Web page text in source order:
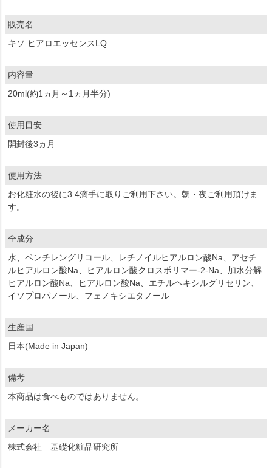
販売名
キソ ヒアロエッセンスLQ
内容量
20ml(約1ヵ月～1ヵ月半分)
使用目安
開封後3ヵ月
使用方法
お化粧水の後に3.4滴手に取りご利用下さい。朝・夜ご利用頂けま
す。
全成分
水、ペンチレングリコール、レチノイルヒアルロン酸Na、アセチ
ルヒアルロン酸Na、ヒアルロン酸クロスポリマー-2-Na、加水分解
ヒアルロン酸Na、ヒアルロン酸Na、エチルヘキシルグリセリン、
イソプロパノール、フェノキシエタノール
生産国
日本(Made in Japan)
備考
本商品は食べものではありません。
メーカー名
株式会社 基礎化粧品研究所